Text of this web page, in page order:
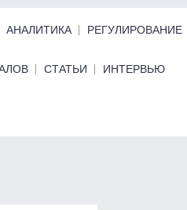
АНАЛИТИКА РЕГУЛИРОВАНИЕ
СТАТЬИ ИНТЕРВЬЮ